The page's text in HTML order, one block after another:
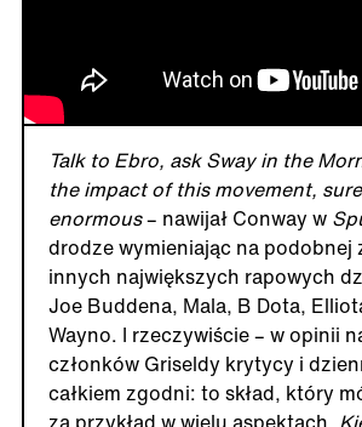
Talk to Ebro, ask Sway in the
the impact of this movement,
enormous– nawijał Conway w
drodze wymieniając na podobnej
innych największych rapowych
Joe Buddena, Mala, B Dota,
Wayno. I rzeczywiście – w opinii
członków Griseldy krytycy i
całkiem zgodni: to skład, który